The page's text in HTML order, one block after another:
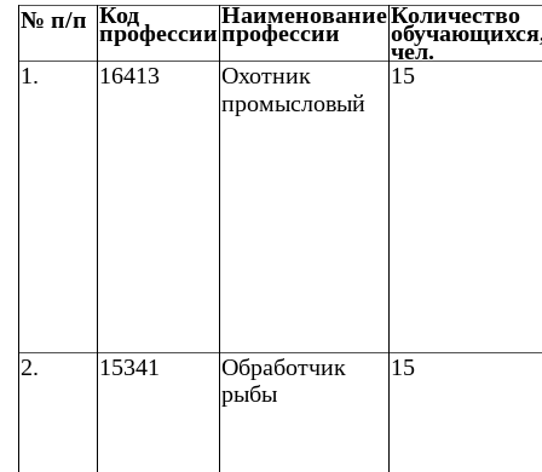
№ п/п Код
профессии
Наименование
профессии
Количество
чел.
1.
16413
Охотник
промысловый
15
2. 15341
Обработчик
рыбы
15